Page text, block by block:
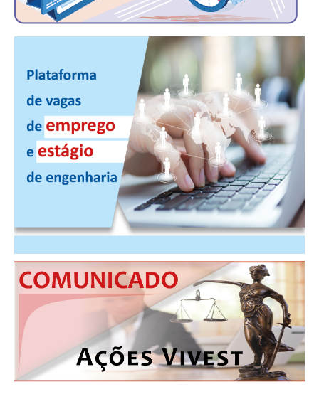
MANUAL DE REDAÇÃO
CONTATO
CADASTRO
ASSOCIE-SE
ATUALIZAÇÃO CADASTRAL